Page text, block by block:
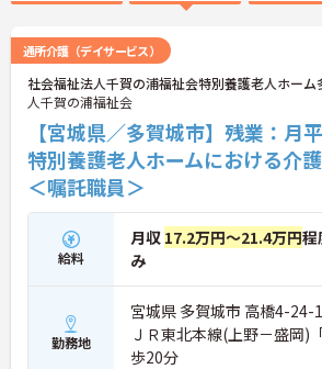
通所介護（デイサービス）
社会福祉法人千賀の浦福祉会特別養護老人ホーム
人千賀の浦福祉会
【宮城県／多賀城市】残業：月
特別養護老人ホームにおける介
＜嘱託職員＞
給料
月収 17.2万円～21.4万円
み
勤務地
宮城県 多賀城市 高橋4-24-1
ＪＲ東北本線(上野－盛岡)
歩20分